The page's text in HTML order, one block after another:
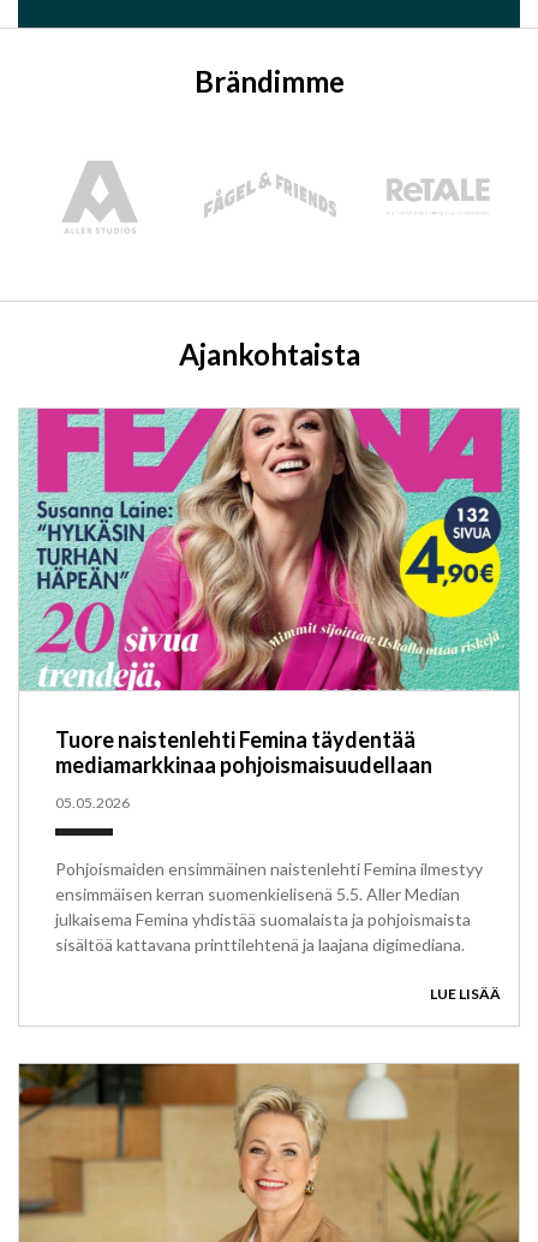
Brändimme
Ajankohtaista
Tuore naistenlehti Femina täydentää
mediamarkkinaa pohjoismaisuudellaan
05.05.2026
Pohjoismaiden ensimmäinen naistenlehti Femina ilmestyy
ensimmäisen kerran suomenkielisenä 5.5. Aller Median
julkaisema Femina yhdistää suomalaista ja pohjoismaista
sisältöä kattavana printtilehtenä ja laajana digimediana.
LUE LISÄÄ